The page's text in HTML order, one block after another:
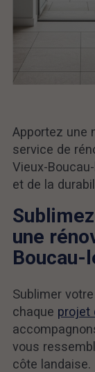
Apportez une
service de
Vieux-
et de la
une
Boucau-
Sublimer
chaque projet
vous
côte landaise.